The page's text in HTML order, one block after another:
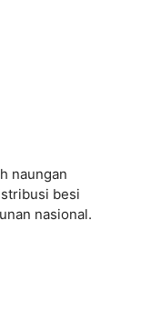
naungan
besi
nasional.